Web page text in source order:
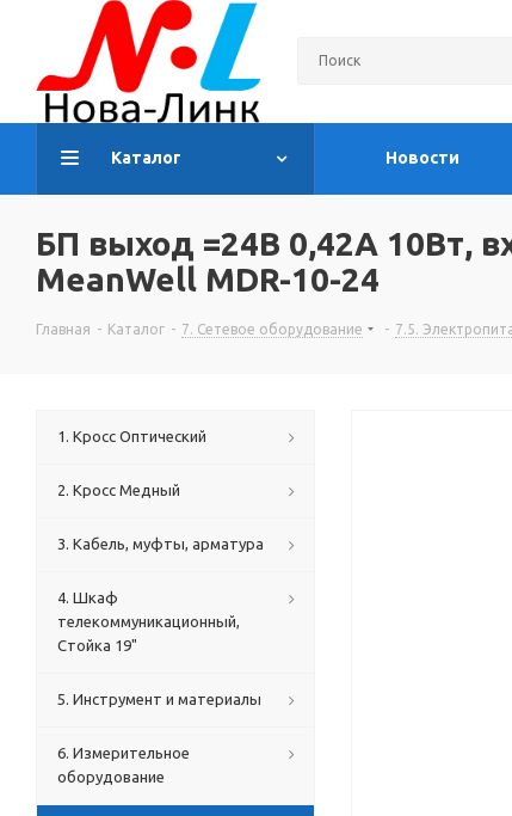
Каталог Новости
БП выход =24В 0,42A 10Вт,
MeanWell MDR-10-24
Главная - Каталог - 7. Сетевое оборудование - 7.5.
1. Кросс Оптический
2. Кросс Медный
3. Кабель, муфты, арматура
4. Шкаф
телекоммуникационный,
Стойка 19"
5. Инструмент и материалы
6. Измерительное
оборудование